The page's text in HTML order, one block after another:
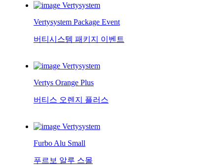
Vertysystem
Vertysystem Package Event
버티시스템 패키지 이벤트
Vertysystem
Vertys Orange Plus
버티스 오렌지 플러스
Vertysystem
Furbo Alu Small
푸르보 알루 스몰